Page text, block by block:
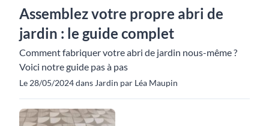
Assemblez votre propre abri de
jardin : le guide complet
Comment fabriquer votre abri de jardin nous-même ?
Voici notre guide pas à pas
Le 28/05/2024 dans Jardin par Léa Maupin